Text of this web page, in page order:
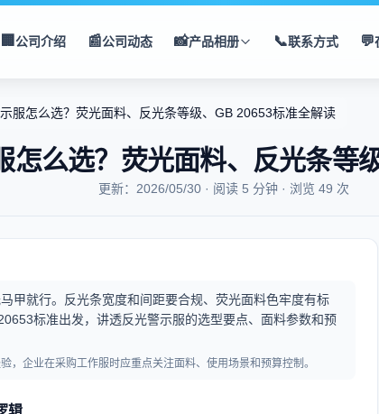
🏢公司介绍 📰公司动态 📸产品相册 📞联系方式 💬
服怎么选？荧光面料、反光条等级、GB 20653标准全解读
怎么选？荧光面料、反光条等
更新：2026/05/30 · 阅读 5 分钟 · 浏览 49 次
甲就行。反光条宽度和间距要合规、荧光面料色牢度有标
标准出发，讲透反光警示服的选型要点、面料参数和预
，企业在采购工作服时应重点关注面料、使用场景和预算控制。
辑